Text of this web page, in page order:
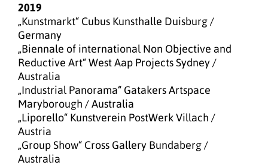
2019
„Kunstmarkt“ Cubus Kunsthalle Duisburg /
Germany
„Biennale of international Non Objective and
Reductive Art“ West Aap Projects Sydney /
Australia
„Industrial Panorama“ Gatakers Artspace
Maryborough / Australia
„Liporello“ Kunstverein PostWerk Villach /
Austria
„Group Show“ Cross Gallery Bundaberg /
Australia